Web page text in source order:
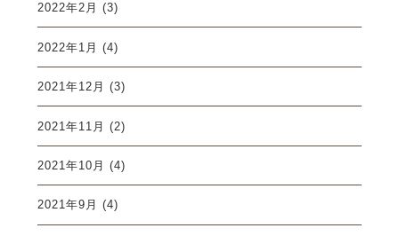
2022年2月 (3)
2022年1月 (4)
2021年12月 (3)
2021年11月 (2)
2021年10月 (4)
2021年9月 (4)